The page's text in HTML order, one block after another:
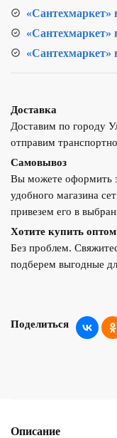
«Сантехмаркет»
«Сантехмаркет»
«Сантехмаркет»
Доставка
Доставим по городу
отправим
Самовывоз
Вы можете оформить
удобного магазина
привезем его в
Хотите купить
Без проблем.
подберем выгодные
Поделиться
Описание